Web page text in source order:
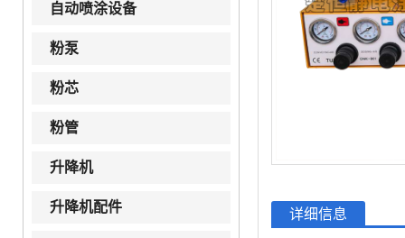
自动喷涂设备
粉泵
粉芯
粉管
升降机
升降机配件 详细信息